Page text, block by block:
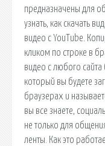
предназначены для
узнать, как скачать
видео с YouTube.
кликом по строке в
видео с любого сайта
который вы будете
браузерах и
вы все знаете,
не только для
ленты. Как это